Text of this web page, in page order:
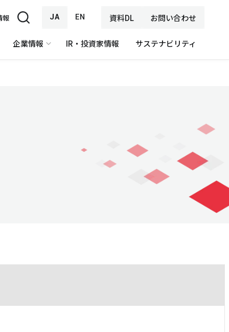
報 JA EN 資料DL お問い合わせ
企業情報 IR・投資家情報 サステナビリティ